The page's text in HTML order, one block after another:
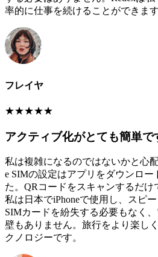
率的に仕事を続けることができます
フレイヤ
★★★★★
アクティブ化がとても簡単で
私は複雑になるのではないかと心
e SIMの設定はアプリをダウンロー
た。QRコードをスキャンするだけ
私は日本でiPhoneで使用し、スピ
SIMカードを紛失する必要もなく
壁もありません。旅行をより楽し
クノロジーです。